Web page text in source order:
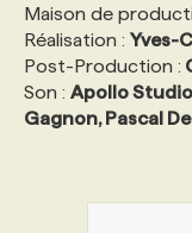
Maison de
Réalisation : Yves-
Post-Production :
Son : Apollo
Gagnon, Pascal